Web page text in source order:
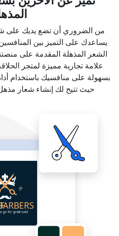
من الضروري أن تضع يديك على
يساعدك على التميز بين
الشعر المذهلة المقدمة على
علامة تجارية مميزة لمتجر
بسهولة على منافسيك باستخدام
حيث تتيح لك إنشاء شعار